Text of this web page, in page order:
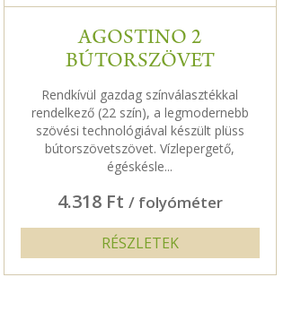
AGOSTINO 2
BÚTORSZÖVET
Rendkívül gazdag színválasztékkal
rendelkező (22 szín), a legmodernebb
szövési technológiával készült plüss
bútorszövetszövet. Vízlepergető,
égéskésle...
4.318 Ft / folyóméter
RÉSZLETEK